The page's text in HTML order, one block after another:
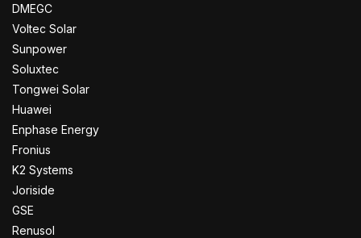
DMEGC
Voltec Solar
Sunpower
Soluxtec
Tongwei Solar
Huawei
Enphase Energy
Fronius
K2 Systems
Joriside
GSE
Renusol